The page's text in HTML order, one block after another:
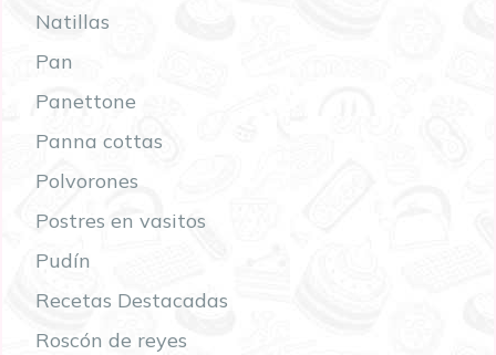
Natillas
Pan
Panettone
Panna cottas
Polvorones
Postres en vasitos
Pudín
Recetas Destacadas
Roscón de reyes